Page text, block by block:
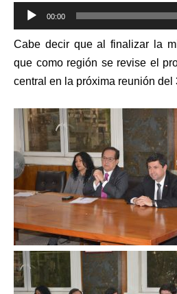
Reproductor
de
audio
00:00
Cabe decir que al finalizar la
que como región se revise el
central en la próxima reunión del